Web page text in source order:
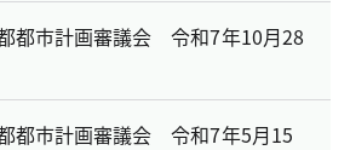
都市計画審議会 令和7年10月28
都市計画審議会 令和7年5月15